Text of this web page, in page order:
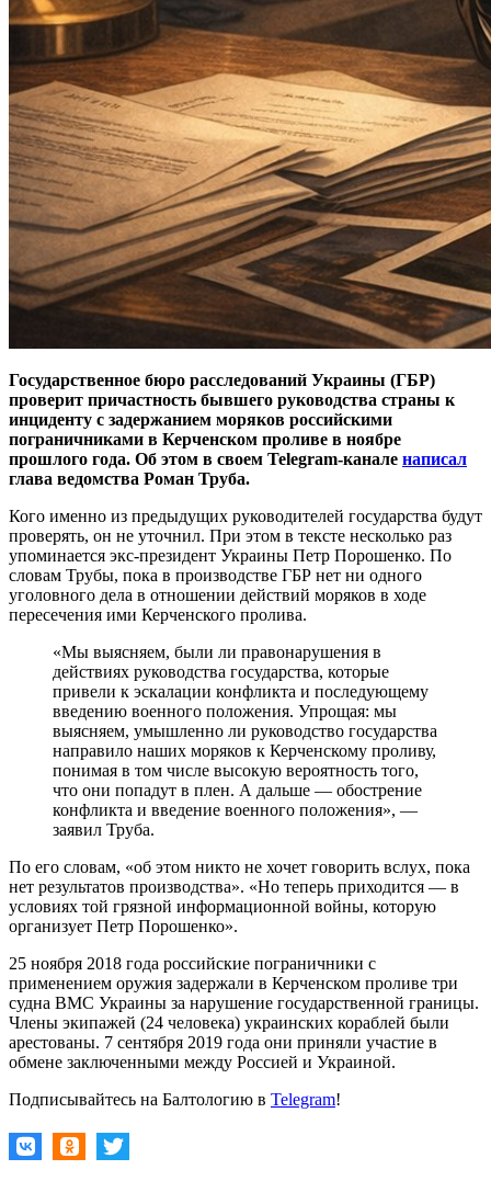
Государственное бюро расследований Украины (ГБР)
проверит причастность бывшего руководства страны к
инциденту с задержанием моряков российскими
пограничниками в Керченском проливе в ноябре
прошлого года. Об этом в своем Telegram-канале написал
глава ведомства Роман Труба.
Кого именно из предыдущих руководителей государства будут
проверять, он не уточнил. При этом в тексте несколько раз
упоминается экс-президент Украины Петр Порошенко. По
словам Трубы, пока в производстве ГБР нет ни одного
уголовного дела в отношении действий моряков в ходе
пересечения ими Керченского пролива.
«Мы выясняем, были ли правонарушения в
действиях руководства государства, которые
привели к эскалации конфликта и последующему
введению военного положения. Упрощая: мы
выясняем, умышленно ли руководство государства
направило наших моряков к Керченскому проливу,
понимая в том числе высокую вероятность того,
что они попадут в плен. А дальше — обострение
конфликта и введение военного положения», —
заявил Труба.
По его словам, «об этом никто не хочет говорить вслух, пока
нет результатов производства». «Но теперь приходится — в
условиях той грязной информационной войны, которую
организует Петр Порошенко».
25 ноября 2018 года российские пограничники с
применением оружия задержали в Керченском проливе три
судна ВМС Украины за нарушение государственной границы.
Члены экипажей (24 человека) украинских кораблей были
арестованы. 7 сентября 2019 года они приняли участие в
обмене заключенными между Россией и Украиной.
Подписывайтесь на Балтологию в Telegram!